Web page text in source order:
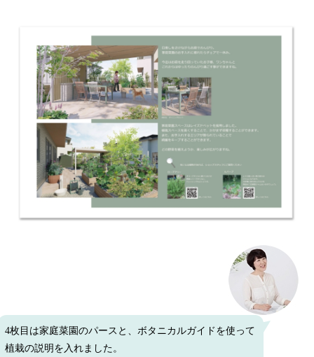
4枚目は家庭菜園のパースと、ボタニカルガイドを使って
植栽の説明を入れました。